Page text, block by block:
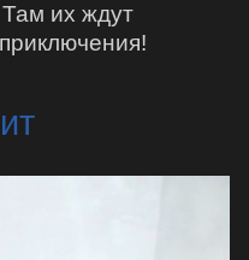
их ждут